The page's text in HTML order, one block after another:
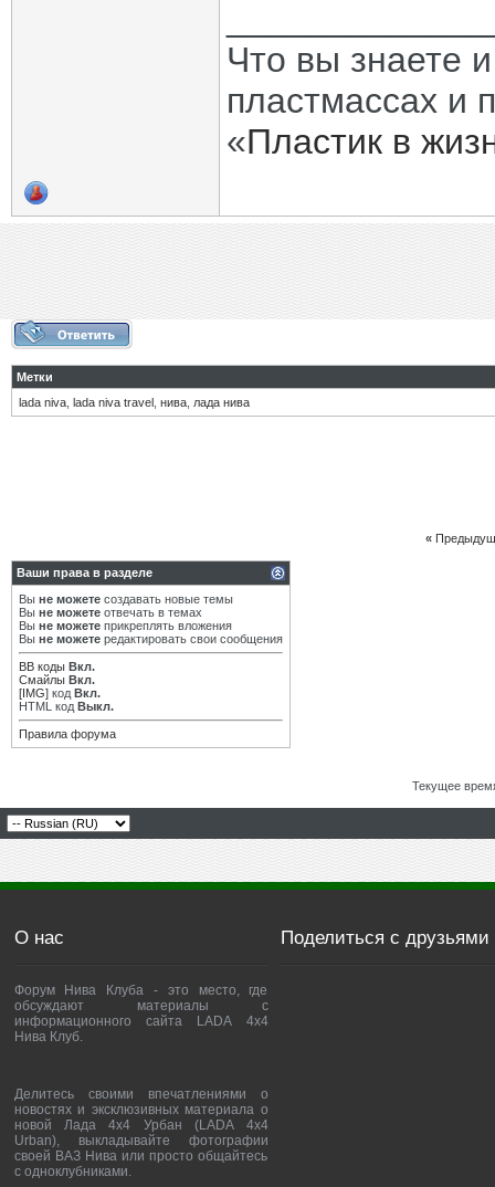
Что вы знаете
пластмассах и
«Пластик в
Метки
lada niva lada niva travel нива лада нива
«
Ваши права в разделе
Вы не можете создавать новые темы
Вы не можете отвечать в темах
Вы не можете прикреплять вложения
Вы не можете редактировать свои сообщения
BB коды Вкл.
Смайлы Вкл.
[IMG] код Вкл.
HTML код Выкл.
Правила форума
Текущее
О нас
Форум Нива Клуба - это место, где
обсуждают материалы с
информационного сайта LADA 4x4
Нива Клуб.
Делитесь своими впечатлениями о
новостях и эксклюзивных материала о
новой Лада 4х4 Урбан (LADA 4x4
Urban), выкладывайте фотографии
своей ВАЗ Нива или просто общайтесь
с одноклубниками.
Поделиться с друзьями